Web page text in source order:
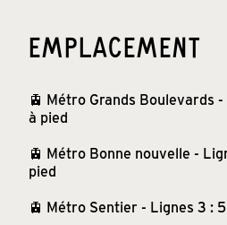
EMPLACEMENT
🚊 Métro Grands Boulevards
à pied
🚊 Métro Bonne nouvelle -
pied
🚊 Métro Sentier - Lignes 3 :